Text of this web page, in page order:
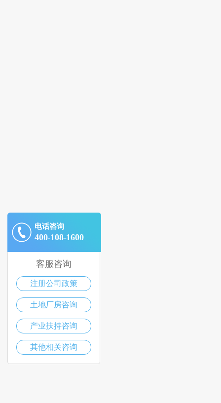
电话咨询
400-108-1600
客服咨询
注册公司政策
土地厂房咨询
产业扶持咨询
其他相关咨询